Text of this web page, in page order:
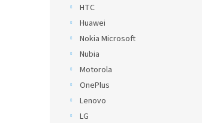
HTC
Huawei
Nokia Microsoft
Nubia
Motorola
OnePlus
Lenovo
LG